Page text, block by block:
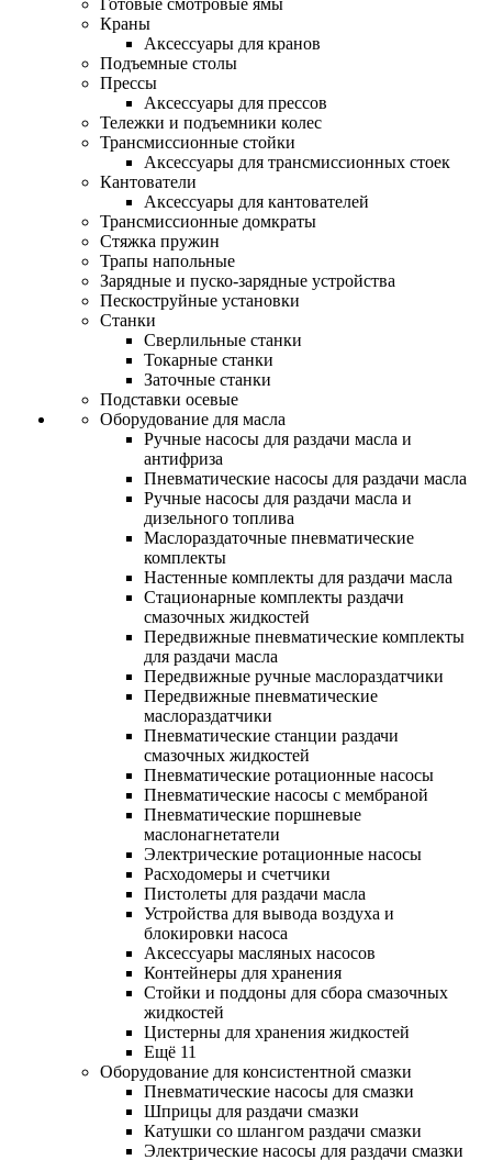
Готовые смотровые ямы
Краны
Аксессуары для кранов
Подъемные столы
Прессы
Аксессуары для прессов
Тележки и подъемники колес
Трансмиссионные стойки
Аксессуары для трансмиссионных стоек
Кантователи
Аксессуары для кантователей
Трансмиссионные домкраты
Стяжка пружин
Трапы напольные
Зарядные и пуско-зарядные устройства
Пескоструйные установки
Станки
Сверлильные станки
Токарные станки
Заточные станки
Подставки осевые
Оборудование для масла
Ручные насосы для раздачи масла и
антифриза
Пневматические насосы для раздачи масла
Ручные насосы для раздачи масла и
дизельного топлива
Маслораздаточные пневматические
комплекты
Настенные комплекты для раздачи масла
Стационарные комплекты раздачи
смазочных жидкостей
Передвижные пневматические комплекты
для раздачи масла
Передвижные ручные маслораздатчики
Передвижные пневматические
маслораздатчики
Пневматические станции раздачи
смазочных жидкостей
Пневматические ротационные насосы
Пневматические насосы с мембраной
Пневматические поршневые
маслонагнетатели
Электрические ротационные насосы
Расходомеры и счетчики
Пистолеты для раздачи масла
Устройства для вывода воздуха и
блокировки насоса
Аксессуары масляных насосов
Контейнеры для хранения
Стойки и поддоны для сбора смазочных
жидкостей
Цистерны для хранения жидкостей
Ещё 11
Оборудование для консистентной смазки
Пневматические насосы для смазки
Шприцы для раздачи смазки
Катушки со шлангом раздачи смазки
Электрические насосы для раздачи смазки